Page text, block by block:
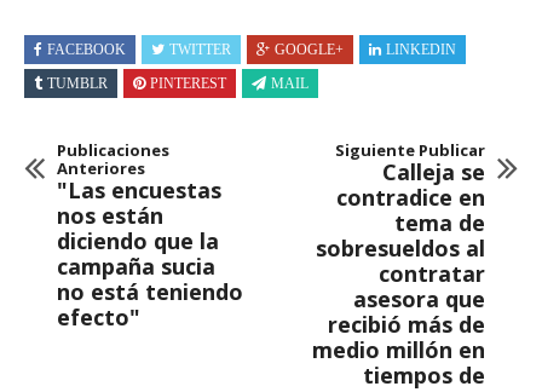
FACEBOOK TWITTER GOOGLE+
LINKEDIN
TUMBLR
PINTEREST MAIL
Publicaciones
Anteriores
"Las encuestas
nos están
diciendo que la
campaña sucia
no está teniendo
efecto"
Siguiente Publicar
Calleja se
contradice en
tema de
sobresueldos al
contratar
asesora que
recibió más de
medio millón en
tiempos de